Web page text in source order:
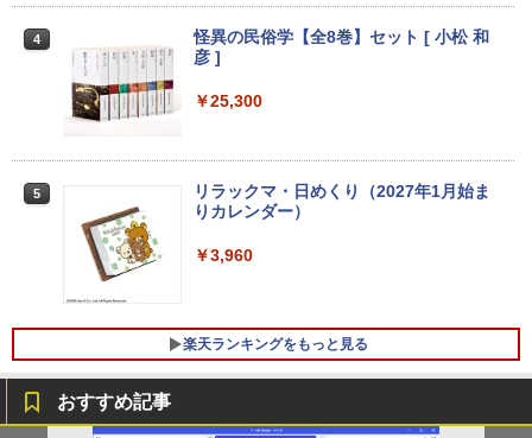
付き 防水 タッチ式音量調整 スポーツ/通勤/通
学/WEB会議(ホワイト)
レスイヤホン Bluetooth 5.4 ノイズキャンセ
リング ANC 36時間再生
￥2,980
BUGS LIFE
￥250
ベルレス 650mlPET×24本
スーパーの裏でヤニ吸うふたり 9巻 (デジタル
3
【★最大100%ポイント】【Office 2024
H&B】【タッチパネル×360°回転】富士
メモリ:8GB/M.2 NVMe:128GB/256GB/5
12GB/1TB/Wi-fi/Bluetooth/13.3型/FHD/
￥35,800
高性能 AMD Ryzen 5-5650u/ 16GB/ 爆
速NVMe式256GB-SSD/ カメラ/ 無線Wi-
Fi6/ Office付き/ Win11【中古ノートパソ
コン 中古パソコン 中古PC】税込送料無
c Intel N5030 最大3.1Hz mini pc Windo
ws11 Pro 12GB+256GB SSD (4TB拡大
可能) 4K 静音 高速熱放散 小型超軽量ミ
3.2/HDMI 2.0×2 高速2.4G/5GWi-Fi BT4.
2 省電力 小型パソコン
￥39,980
【ポイント10倍】美品 HP 400 G6 SF 9
世代 Core i5 9500 メモリ8GB 16GB 32
C Windows11 pro Win11 3画面 PC 800
600 G5 G4 モニタ セット オフィス 2024
搭載 選択可 8世代 10世代 DELL 1311a
カット ノングレア ディスプレイ HDMI 1
44hz pcモニター Adaptive-Sync ブラッ
ク MAXZEN MJM27IC01 MJM27IC04-F
4
＼本日限定500円値下げ／＼楽天1位！20
26年最新の超軽量超薄型／モバイルモニ
ター 15.6インチ フルHD 4K 144Hz タッ
チパネル バッテリー内蔵 無線接続 12モ
持ち運び ポータブルモニター
4
怪異の民俗学【全8巻】セット [ 小松 和
彦 ]
￥25,300
5
リラックマ・日めくり（2027年1月始ま
りカレンダー）
￥3,960
楽天ランキングをもっと見る
おすすめ記事